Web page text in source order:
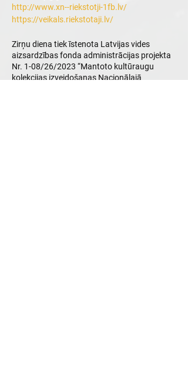
http://www.xn--riekstotji-1fb.lv/
https://veikals.riekstotaji.lv/
Zirņu diena tiek īstenota Latvijas vides
aizsardzības fonda administrācijas projekta
Nr. 1-08/26/2023 “Mantoto kultūraugu
kolekcijas izveidošanas Nacionālajā